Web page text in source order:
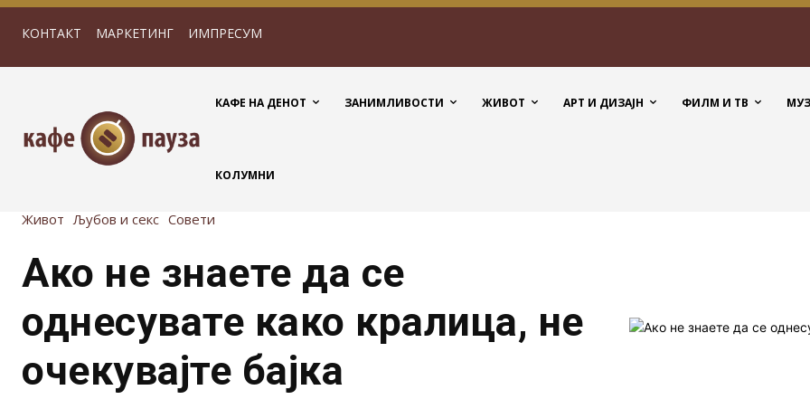
КОНТАКТ МАРКЕТИНГ ИМПРЕСУМ
КАФЕ НА ДЕНОТ ЗАНИМЛИВОСТИ ЖИВОТ АРТ И ДИЗАЈН ФИЛМ И ТВ
КОЛУМНИ
Живот Љубов и секс Совети
Ако не знаете да се
однесувате како кралица, не
очекувајте бајка